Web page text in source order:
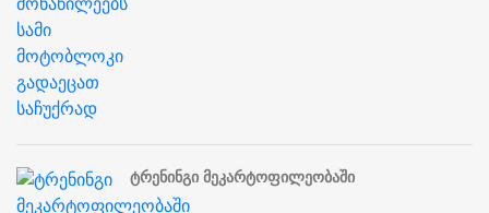
ტრენინგი მეკარტოფილეობაში